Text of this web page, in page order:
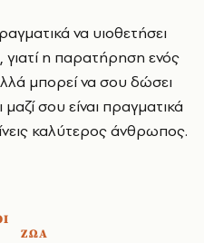
να υιοθετήσει
γιατί η παρατήρηση ενός
μπορεί να σου δώσει
σου είναι πραγματικά
καλύτερος άνθρωπος.
ΖΩΑ